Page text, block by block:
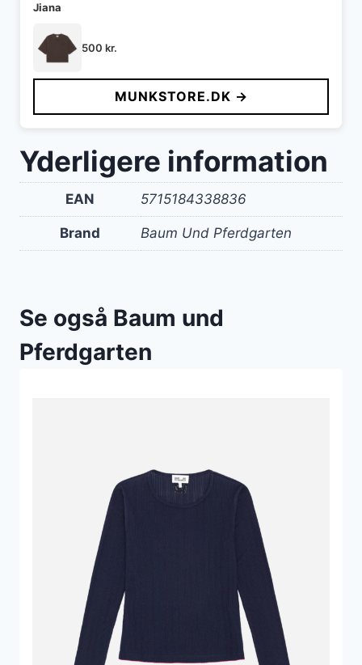
Jiana
500 kr.
MUNKSTORE.DK →
Yderligere information
EAN 5715184338836
Brand Baum Und Pferdgarten
Se også Baum und
Pferdgarten